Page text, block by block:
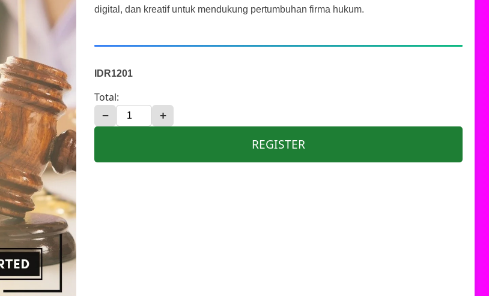
digital, dan kreatif untuk mendukung pertumbuhan firma hukum.
IDR1201
Total:
− +
REGISTER